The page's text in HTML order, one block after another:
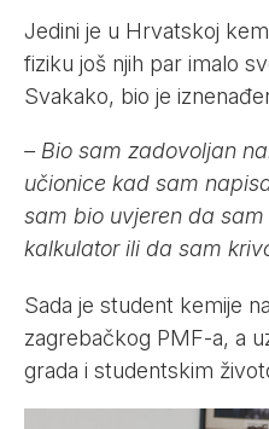
Jedini je u Hrvatskoj
fiziku još njih par imalo
Svakako, bio je
– Bio sam zadovoljan
učionice kad sam
sam bio uvjeren da
kalkulator ili da sam
Sada je student kemije
zagrebačkog PMF-a, a
grada i studentskim